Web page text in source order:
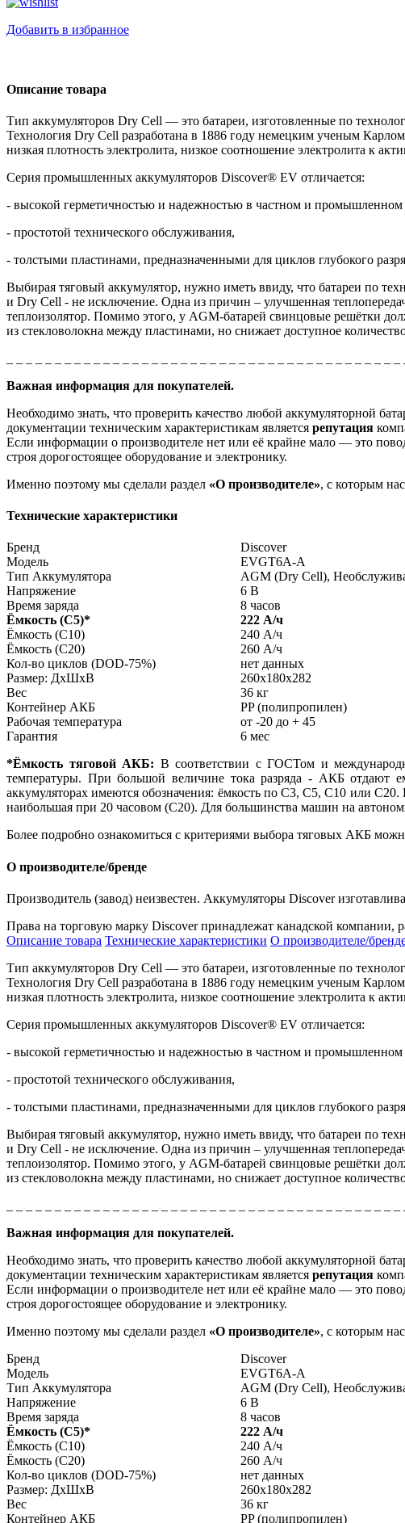
Добавить в избранное
Описание товара
Тип аккумуляторов Dry Cell — это батареи, изготовленные по
Технология Dry Cell разработана в 1886 году немецким ученым
низкая плотность электролита, низкое соотношение электролита к
Серия промышленных аккумуляторов Discover® EV отличается:
- высокой герметичностью и надежностью в частном и
- простотой технического обслуживания,
- толстыми пластинами, предназначенными для циклов глубокого
Выбирая тяговый аккумулятор, нужно иметь ввиду, что батареи по
и Dry Cell - не исключение. Одна из причин – улучшенная
теплоизолятор. Помимо этого, у AGM-батарей свинцовые решётки
из стекловолокна между пластинами, но снижает доступное
Важная информация для покупателей.
Необходимо знать, что проверить качество любой аккумуляторной
документации техническим характеристикам является репутация
Если информации о производителе нет или её крайне мало — это
строя дорогостоящее оборудование и электронику.
Именно поэтому мы сделали раздел «О производителе», с которым
Технические характеристики
Бренд
Discover
Модель
EVGT6A-A
Тип Аккумулятора
AGM (Dry Cell),
Напряжение
6 В
Время заряда
8 часов
Ёмкость (С5)*
222 А/ч
Ёмкость (С10)
240 А/ч
Ёмкость (С20)
260 А/ч
Кол-во циклов (DOD-75%)
нет данных
Размер: ДхШхВ
260x180x282
Вес
36 кг
Контейнер АКБ
PP (полипропилен)
Рабочая температура
от -20 до + 45
Гарантия
6 мес
*Ёмкость тяговой АКБ: В соответствии с ГОСТом и
температуры. При большой величине тока разряда - АКБ отдают
аккумуляторах имеются обозначения: ёмкость по С3, С5, С10 или
наибольшая при 20 часовом (С20). Для большинства машин на
Более подробно ознакомиться с критериями выбора тяговых АКБ
О производителе/бренде
Производитель (завод) неизвестен. Аккумуляторы Discover
Права на торговую марку Discover принадлежат канадской компании,
Описание товара Технические характеристики О производителе/
Тип аккумуляторов Dry Cell — это батареи, изготовленные по
Технология Dry Cell разработана в 1886 году немецким ученым
низкая плотность электролита, низкое соотношение электролита к
Серия промышленных аккумуляторов Discover® EV отличается:
- высокой герметичностью и надежностью в частном и
- простотой технического обслуживания,
- толстыми пластинами, предназначенными для циклов глубокого
Выбирая тяговый аккумулятор, нужно иметь ввиду, что батареи по
и Dry Cell - не исключение. Одна из причин – улучшенная
теплоизолятор. Помимо этого, у AGM-батарей свинцовые решётки
из стекловолокна между пластинами, но снижает доступное
Важная информация для покупателей.
Необходимо знать, что проверить качество любой аккумуляторной
документации техническим характеристикам является репутация
Если информации о производителе нет или её крайне мало — это
строя дорогостоящее оборудование и электронику.
Именно поэтому мы сделали раздел «О производителе», с которым
Бренд
Discover
Модель
EVGT6A-A
Тип Аккумулятора
AGM (Dry Cell),
Напряжение
6 В
Время заряда
8 часов
Ёмкость (С5)*
222 А/ч
Ёмкость (С10)
240 А/ч
Ёмкость (С20)
260 А/ч
Кол-во циклов (DOD-75%)
нет данных
Размер: ДхШхВ
260x180x282
Вес
36 кг
Контейнер АКБ
PP (полипропилен)